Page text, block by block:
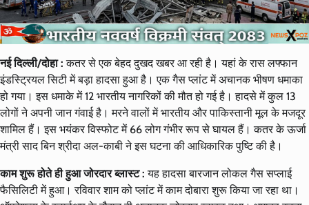
नई दिल्ली/दोहा : कतर से एक बेहद दुखद खबर आ रही है। यहां के रास लफ्फान
इंडस्ट्रियल सिटी में बड़ा हादसा हुआ है। एक गैस प्लांट में अचानक भीषण धमाका
हो गया। इस धमाके में 12 भारतीय नागरिकों की मौत हो गई है। हादसे में कुल 13
लोगों ने अपनी जान गंवाई है। मरने वालों में भारतीय और पाकिस्तानी मूल के मजदूर
शामिल हैं। इस भयंकर विस्फोट में 66 लोग गंभीर रूप से घायल हैं। कतर के ऊर्जा
मंत्री साद बिन श्रीदा अल-काबी ने इस घटना की आधिकारिक पुष्टि की है।
काम शुरू होते ही हुआ जोरदार ब्लास्ट :यह हादसा बारजान लोकल गैस सप्लाई
फैसिलिटी में हुआ। रविवार शाम को प्लांट में काम दोबारा शुरू किया जा रहा था।